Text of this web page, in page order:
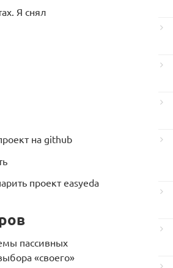
Я снял
на github
проект easyeda
пассивных
«своего»